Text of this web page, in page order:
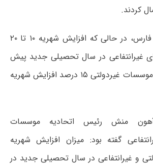
کردند.
به گزارش خبرگزاری فارس، در حالی که افزایش شهریه ۱۰ تا ۲۰
غیرانتفاعی در سال تحصیلی جدید پیش
بینی می شد، اغلب موسسات غیردولتی ۱۵ درصد افزایش شهریه
منش رئیس اتحادیه موسسات
گفته بود: میزان افزایش شهریه
و غیرانتفاعی در سال تحصیلی جدید در